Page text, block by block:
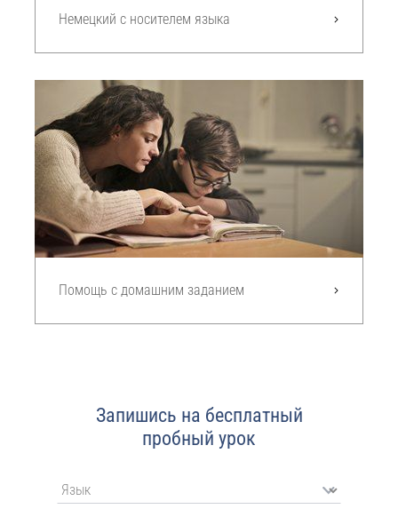
Немецкий с носителем языка
Помощь с домашним заданием
Запишись на бесплатный
пробный урок